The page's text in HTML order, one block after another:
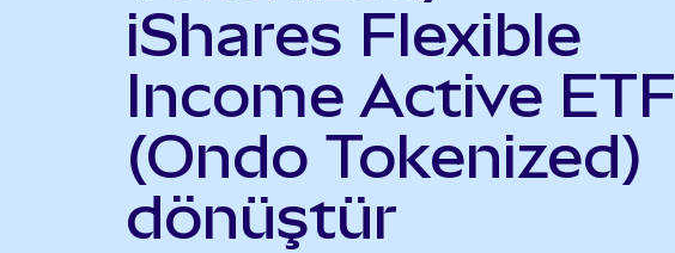
iShares Flexible
Income Active ETF
(Ondo Tokenized)
dönüştür